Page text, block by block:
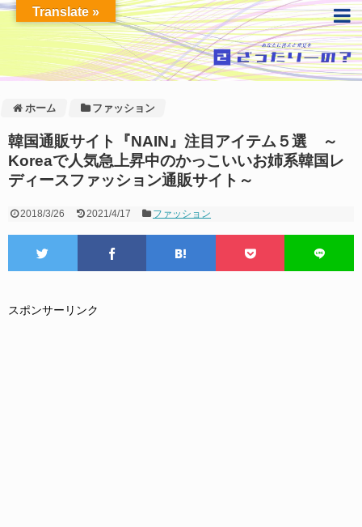
ホーム ファッション
韓国通販サイト『NAIN』注目アイテム５選 ～
Koreaで人気急上昇中のかっこいいお姉系韓国レ
ディースファッション通販サイト～
2018/3/26 2021/4/17 ファッション
スポンサーリンク
Translate »